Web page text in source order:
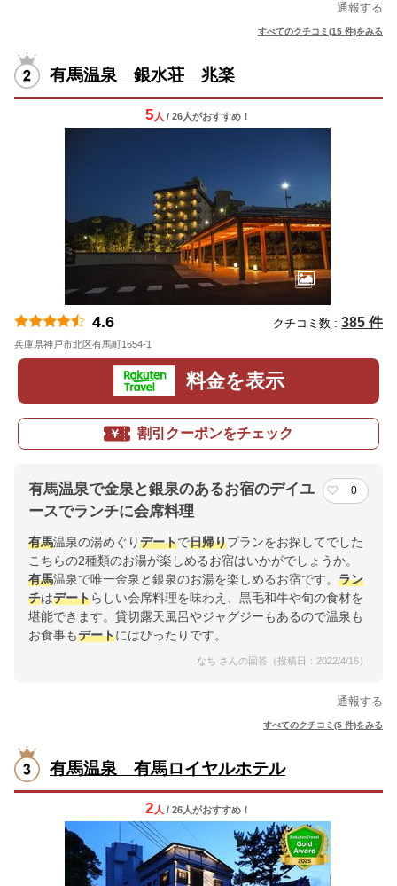
通報する
すべてのクチコミ(15 件)をみる
有馬温泉 銀水荘 兆楽
5 人 / 26人がおすすめ！
4.6 クチコミ数 : 385 件
兵庫県神戸市北区有馬町1654-1
料金を表示
割引クーポンをチェック
有馬温泉で金泉と銀泉のあるお宿のデイユ
ースでランチに会席料理
0
有馬温泉の湯めぐりデートで日帰りプランをお探してでした
こちらの2種類のお湯が楽しめるお宿はいかがでしょうか。
有馬温泉で唯一金泉と銀泉のお湯を楽しめるお宿です。 ラン
チはデートらしい会席料理を味わえ、黒毛和牛や旬の食材を
堪能できます。貸切露天風呂やジャグジーもあるので温泉も
お食事もデートにはぴったりです。
なち さんの回答（投稿日：2022/4/16）
通報する
すべてのクチコミ(5 件)をみる
有馬温泉 有馬ロイヤルホテル
2 人 / 26人がおすすめ！